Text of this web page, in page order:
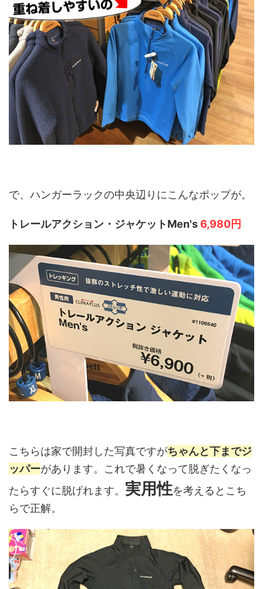
で、ハンガーラックの中央辺りにこんなポップが。
トレールアクション・ジャケットMen's6,980円
こちらは家で開封した写真ですがちゃんと下までジ
ッパーがあります。これで暑くなって脱ぎたくなっ
たらすぐに脱げれます。 実用性を考えるとこち
らで正解。